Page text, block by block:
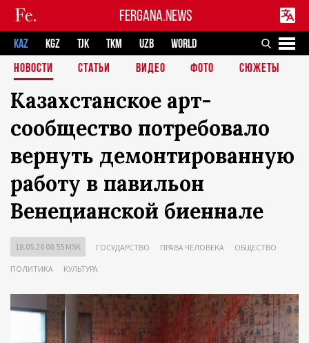
FERGANA.NEWS
KAZ KGZ TJK TKM UZB
WORLD
НОВОСТИ
СТАТЬИ ВИДЕО ФОТО СЮЖЕТЫ
Казахстанское арт-
сообщество потребовало
вернуть демонтированную
работу в павильон
Венецианской биеннале
18.05.26 08:55 MSK ГОСУДАРСТВО ПРАВА ЧЕЛОВЕКА ОБЩЕСТВО
ПОЛИТИКА КУЛЬТУРА